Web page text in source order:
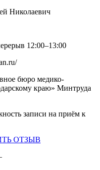
Николаевич
12:00–13:00
бюро медико-
краю» Минтруда
записи на приём к
ОТЗЫВ